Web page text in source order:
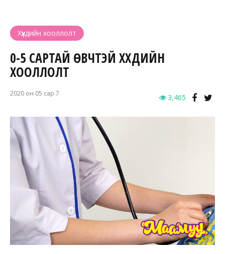
Хүүхдийн хооллолт
0-5 САРТАЙ ӨВЧТЭЙ ХҮҮХДИЙН
ХООЛЛОЛТ
2020 он 05 сар 7 3,465